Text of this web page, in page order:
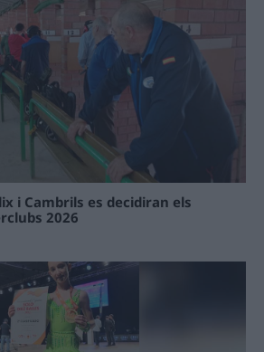
i Cambrils es decidiran els
2026